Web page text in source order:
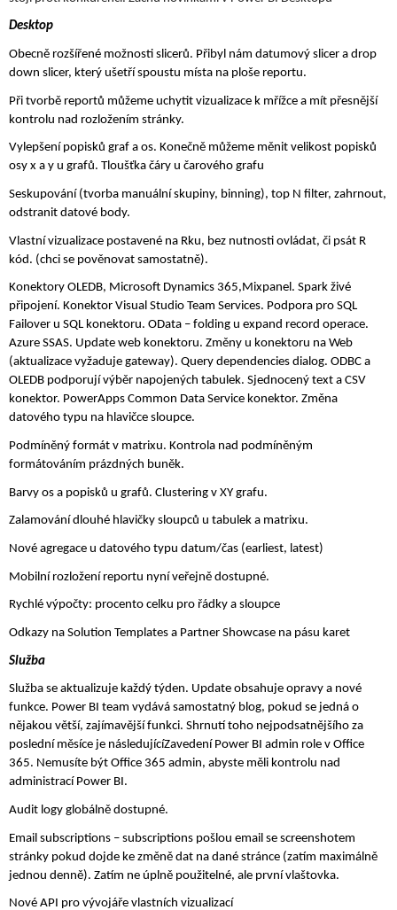
Desktop
Obecně rozšířené možnosti slicerů. Přibyl nám datumový slicer a drop
down slicer, který ušetří spoustu místa na ploše reportu.
Při tvorbě reportů můžeme uchytit vizualizace k mřížce a mít přesnější
kontrolu nad rozložením stránky.
Vylepšení popisků graf a os. Konečně můžeme měnit velikost popisků
osy x a y u grafů. Tloušťka čáry u čarového grafu
Seskupování (tvorba manuální skupiny, binning), top N filter, zahrnout,
odstranit datové body.
Vlastní vizualizace postavené na Rku, bez nutnosti ovládat, či psát R
kód. (chci se pověnovat samostatně).
Konektory OLEDB, Microsoft Dynamics 365,Mixpanel. Spark živé
připojení. Konektor Visual Studio Team Services. Podpora pro SQL
Failover u SQL konektoru. OData – folding u expand record operace.
Azure SSAS. Update web konektoru. Změny u konektoru na Web
(aktualizace vyžaduje gateway). Query dependencies dialog. ODBC a
OLEDB podporují výběr napojených tabulek. Sjednocený text a CSV
konektor. PowerApps Common Data Service konektor. Změna
datového typu na hlavičce sloupce.
Podmíněný formát v matrixu. Kontrola nad podmíněným
formátováním prázdných buněk.
Barvy os a popisků u grafů. Clustering v XY grafu.
Zalamování dlouhé hlavičky sloupců u tabulek a matrixu.
Nové agregace u datového typu datum/čas (earliest, latest)
Mobilní rozložení reportu nyní veřejně dostupné.
Rychlé výpočty: procento celku pro řádky a sloupce
Odkazy na Solution Templates a Partner Showcase na pásu karet
Služba
Služba se aktualizuje každý týden. Update obsahuje opravy a nové
funkce. Power BI team vydává samostatný blog, pokud se jedná o
nějakou větší, zajímavější funkci. Shrnutí toho nejpodsatnějšího za
poslední měsíce je následujícíZavedení Power BI admin role v Office
365. Nemusíte být Office 365 admin, abyste měli kontrolu nad
administrací Power BI.
Audit logy globálně dostupné.
Email subscriptions – subscriptions pošlou email se screenshotem
stránky pokud dojde ke změně dat na dané stránce (zatím maximálně
jednou denně). Zatím ne úplně použitelné, ale první vlaštovka.
Nové API pro vývojáře vlastních vizualizací